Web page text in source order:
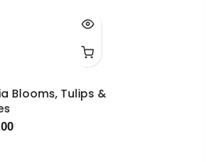
Blooms, Tulips &